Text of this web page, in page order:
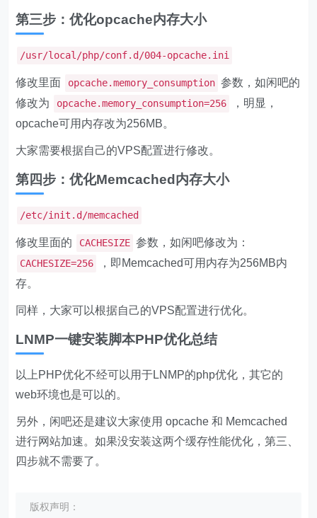
第三步：优化opcache内存大小
/usr/local/php/conf.d/004-opcache.ini
修改里面 opcache.memory_consumption 参数，如闲吧的
修改为
opcache.memory_consumption=256
，明显，
opcache可用内存改为256MB。
大家需要根据自己的VPS配置进行修改。
第四步：优化Memcached内存大小
/etc/init.d/memcached
修改里面的 CACHESIZE 参数，如闲吧修改为：
CACHESIZE=256
，即Memcached可用内存为256MB内
存。
同样，大家可以根据自己的VPS配置进行优化。
LNMP一键安装脚本PHP优化总结
以上PHP优化不经可以用于LNMP的php优化，其它的
web环境也是可以的。
另外，闲吧还是建议大家使用 opcache 和 Memcached
进行网站加速。如果没安装这两个缓存性能优化，第三、
四步就不需要了。
版权声明：